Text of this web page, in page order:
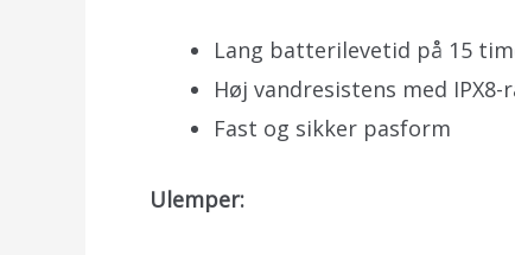
Lang batterilevetid på 15
Høj vandresistens med IPX8-
Fast og sikker pasform
Ulemper: